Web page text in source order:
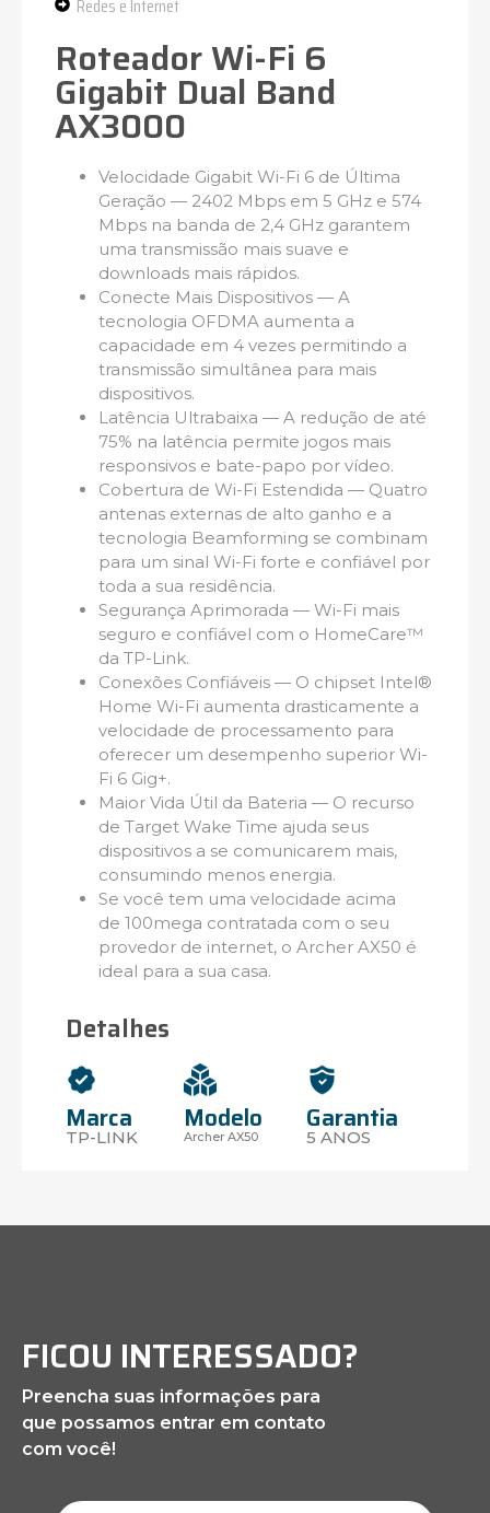
Redes e Internet
Roteador Wi-Fi 6
Gigabit Dual Band
AX3000
Velocidade Gigabit Wi-Fi 6 de Última
Geração — 2402 Mbps em 5 GHz e 574
Mbps na banda de 2,4 GHz garantem
uma transmissão mais suave e
downloads mais rápidos.
Conecte Mais Dispositivos — A
tecnologia OFDMA aumenta a
capacidade em 4 vezes permitindo a
transmissão simultânea para mais
dispositivos.
Latência Ultrabaixa — A redução de até
75% na latência permite jogos mais
responsivos e bate-papo por vídeo.
Cobertura de Wi-Fi Estendida — Quatro
antenas externas de alto ganho e a
tecnologia Beamforming se combinam
para um sinal Wi-Fi forte e confiável por
toda a sua residência.
Segurança Aprimorada — Wi-Fi mais
seguro e confiável com o HomeCare™
da TP-Link.
Conexões Confiáveis — O chipset Intel®
Home Wi-Fi aumenta drasticamente a
velocidade de processamento para
oferecer um desempenho superior Wi-
Fi 6 Gig+.
Maior Vida Útil da Bateria — O recurso
de Target Wake Time ajuda seus
dispositivos a se comunicarem mais,
consumindo menos energia.
Se você tem uma velocidade acima
de 100mega contratada com o seu
provedor de internet, o Archer AX50 é
ideal para a sua casa.
Detalhes
Marca
TP-LINK
Modelo
Archer AX50
Garantia
5 ANOS
FICOU INTERESSADO?
Preencha suas informações para
que possamos entrar em contato
com você!